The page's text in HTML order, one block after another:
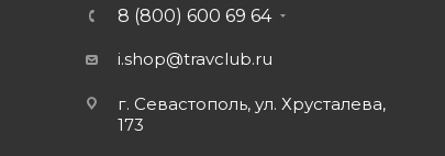
8 (800) 600 69 64
i.shop@travclub.ru
г. Севастополь, ул. Хрусталева,
173